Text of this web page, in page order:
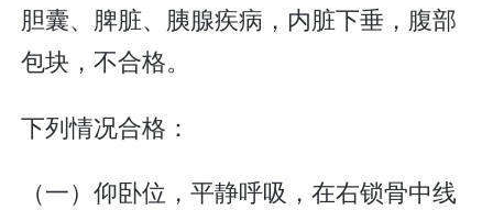
胆囊、脾脏、胰腺疾病，内脏下垂，腹部
包块，不合格。
下列情况合格：
（一）仰卧位，平静呼吸，在右锁骨中线